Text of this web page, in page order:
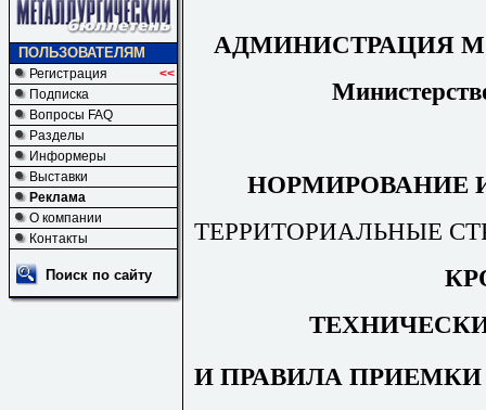
ПОЛЬЗОВАТЕЛЯМ
Регистрация
<<
Подписка
Вопросы FAQ
Разделы
Информеры
Выставки
Реклама
О компании
Контакты
Поиск по сайту
АДМИНИСТРАЦИЯ
НОРМИРОВАНИЕ
ТЕРРИТОРИАЛЬНЫЕ
И ПРАВИЛА ПРИЕМКИ